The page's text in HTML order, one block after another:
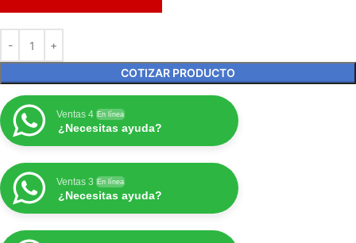
COTIZAR PRODUCTO
Ventas 4 En línea
¿Necesitas ayuda?
Ventas 3 En línea
¿Necesitas ayuda?